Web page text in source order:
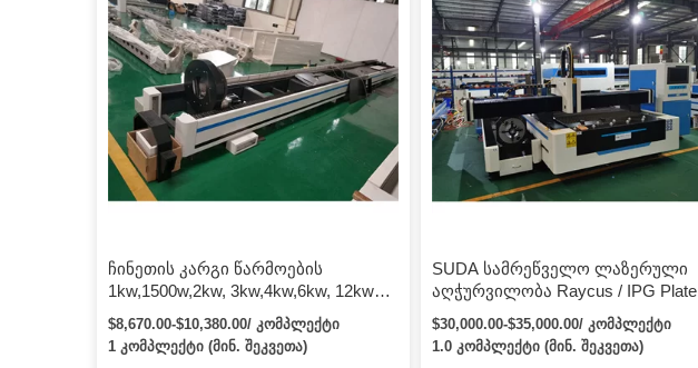
ჩინეთის კარგი წარმოების
1kw,1500w,2kw, 3kw,4kw,6kw, 12kw
ბოჭკოვანი ლაზერული საჭრელი
მანქანა IPG, Raycus სიმძლავრით
ლითონისთვის
$8,670.00-$10,380.00/ კომპლექტი
1 კომპლექტი (მინ. შეკვეთა)
SUDA სამრეწველო ლაზერული
აღჭურვილობა Raycus / IPG Plate
and Tube CNC ბოჭკოვანი
ლაზერული საჭრელი მანქანა
მბრუნავი მოწყობილობით
$30,000.00-$35,000.00/ კომპლექტი
1.0 კომპლექტი (მინ. შეკვეთა)